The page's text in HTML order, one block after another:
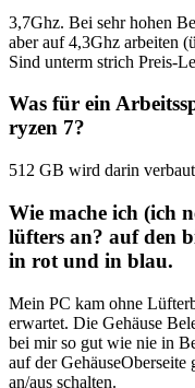
3,7Ghz. Bei sehr hohen
aber auf 4,3Ghz arbeiten
Sind unterm strich Preis-
Was für ein
ryzen 7?
512 GB wird darin verbaut
Wie mache ich (ich
lüfters an? auf den
in rot und in blau.
Mein PC kam ohne
erwartet. Die Gehäuse
bei mir so gut wie nie in
auf der
an/aus schalten.